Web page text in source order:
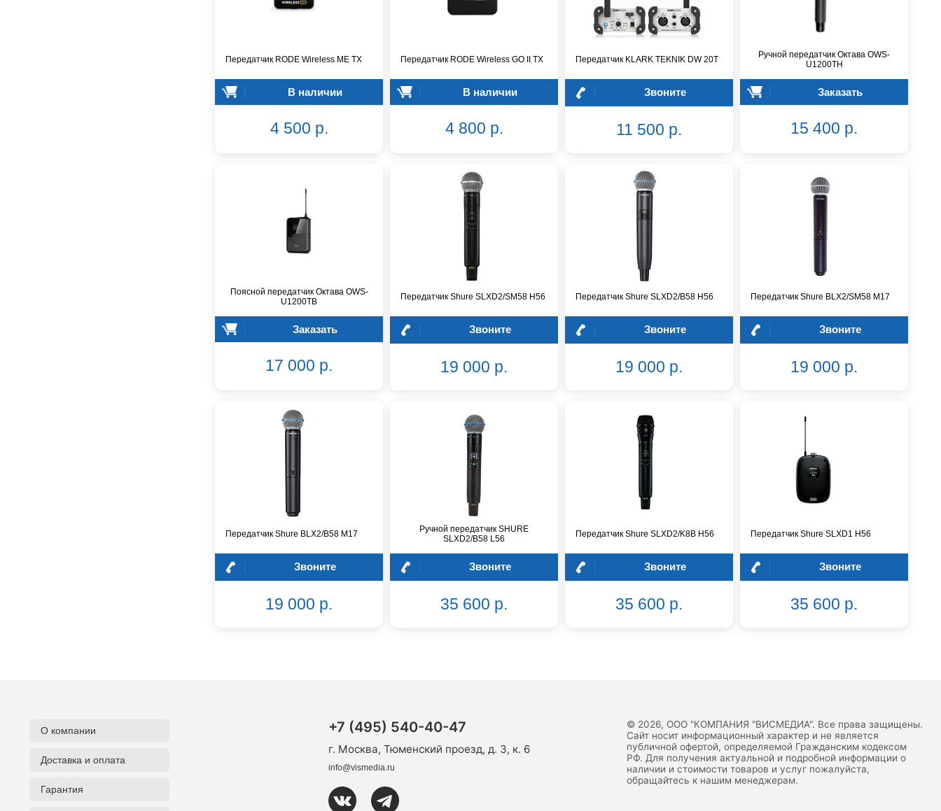
Gewa
Godin
Передатчик RODE Wireless ME TX
В наличии
4 500 р.
Передатчик RODE Wireless GO II TX
В наличии
4 800 р.
Передатчик KLARK TEKNIK DW 20T
Звоните
11 500 р.
Ручной передатчик Октава OWS-
U1200TH
Заказать
15 400 р.
Поясной передатчик Октава OWS-
U1200TB
Заказать
17 000 р.
Передатчик Shure SLXD2/SM58 H56
Звоните
19 000 р.
Передатчик Shure SLXD2/B58 H56
Звоните
19 000 р.
Передатчик Shure BLX2/SM58 M17
Звоните
19 000 р.
Передатчик Shure BLX2/B58 M17
Звоните
19 000 р.
Ручной передатчик SHURE
SLXD2/B58 L56
Звоните
35 600 р.
Передатчик Shure SLXD2/K8B H56
Звоните
35 600 р.
Передатчик Shure SLXD1 H56
Звоните
35 600 р.
О компании
Доставка и оплата
Гарантия
+7 (495) 540-40-47
г. Москва, Тюменский проезд, д. 3, к. 6
info@vismedia.ru
© 2026, ООО "КОМПАНИЯ "ВИСМЕДИА". Все права защищены.
Сайт носит информационный характер и не является
публичной офертой, определяемой Гражданским кодексом
РФ. Для получения актуальной и подробной информации о
наличии и стоимости товаров и услуг пожалуйста,
обращайтесь к нашим менеджерам.